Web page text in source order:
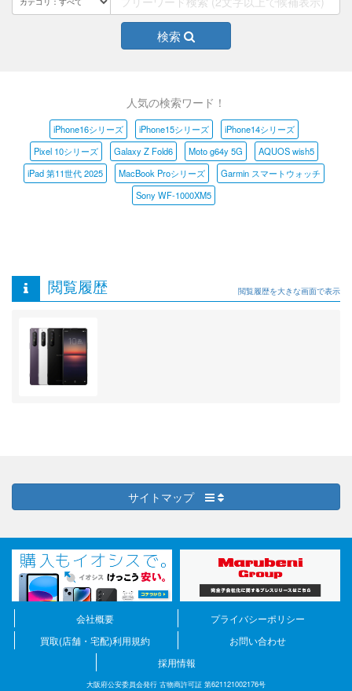
検索
人気の検索ワード！
iPhone16シリーズ iPhone15シリーズ
iPhone14シリーズ
Pixel 10シリーズ
Galaxy Z Fold6 Moto g64y 5G
AQUOS wish5
iPad 第11世代 2025
MacBook Proシリーズ
Garmin スマートウォッチ
Sony WF-1000XM5
閲覧履歴 閲覧履歴を大きな画面で表示
サイトマップ
会社概要
プライバシーポリシー
買取(店舗・宅配)利用規約
お問い合わせ
採用情報
大阪府公安委員会発行 古物商許可証 第621121002176号